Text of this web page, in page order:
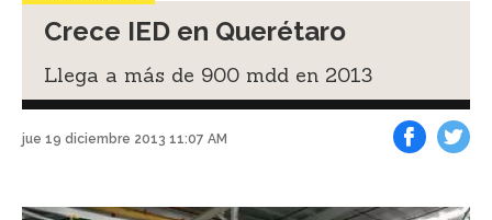
Crece IED en Querétaro
Llega a más de 900 mdd en 2013
jue 19 diciembre 2013 11:07 AM